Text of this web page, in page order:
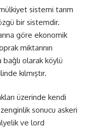
sistemi tarım
bir sistemdir.
göre ekonomik
miktarının
olarak köylü
kılmıştır.
üzerinde kendi
zenginlik sonucu askeri
ve lord